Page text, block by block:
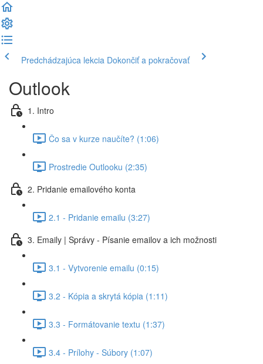
Predchádzajúca lekcia Dokončiť a pokračovať
Outlook
1. Intro
Čo sa v kurze naučíte? (1:06)
Prostredie Outlooku (2:35)
2. Pridanie emailového konta
2.1 - Pridanie emailu (3:27)
3. Emaily | Správy - Písanie emailov a ich možnosti
3.1 - Vytvorenie emailu (0:15)
3.2 - Kópia a skrytá kópia (1:11)
3.3 - Formátovanie textu (1:37)
3.4 - Prílohy - Súbory (1:07)